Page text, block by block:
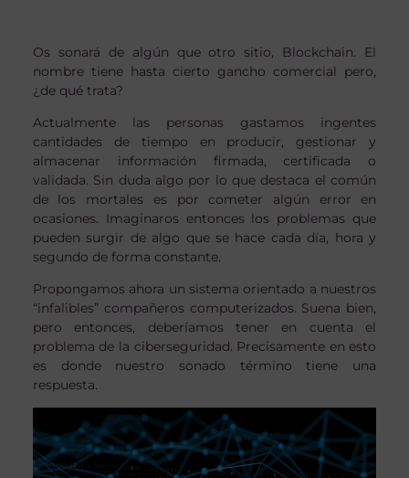
Os sonará de algún que otro sitio, Blockchain. El
nombre tiene hasta cierto gancho comercial pero,
¿de qué trata?
Actualmente las personas gastamos ingentes
cantidades de tiempo en producir, gestionar y
almacenar información firmada, certificada o
validada. Sin duda algo por lo que destaca el común
de los mortales es por cometer algún error en
ocasiones. Imaginaros entonces los problemas que
pueden surgir de algo que se hace cada día, hora y
segundo de forma constante.
Propongamos ahora un sistema orientado a nuestros
“infalibles” compañeros computerizados. Suena bien,
pero entonces, deberíamos tener en cuenta el
problema de la ciberseguridad. Precisamente en esto
es donde nuestro sonado término tiene una
respuesta.